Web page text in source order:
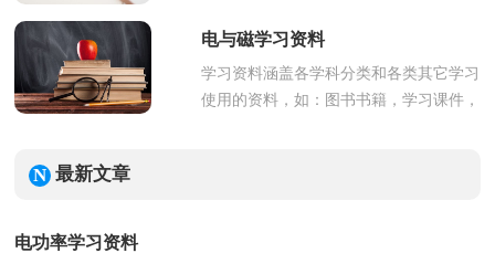
电与磁学习资料
学习资料涵盖各学科分类和各类其它学习
使用的资料，如：图书书籍，学习课件，
最新文章
电功率学习资料